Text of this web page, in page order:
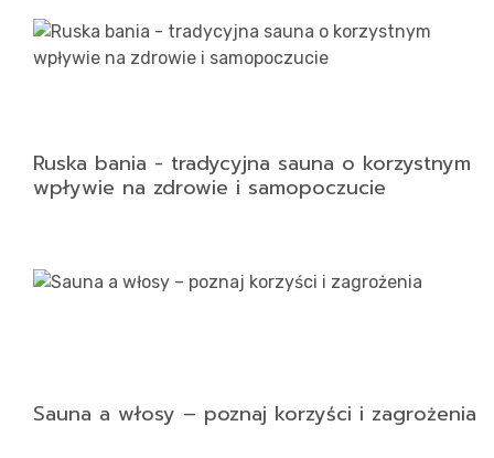
Ruska bania - tradycyjna sauna o korzystnym
wpływie na zdrowie i samopoczucie
Sauna a włosy – poznaj korzyści i zagrożenia